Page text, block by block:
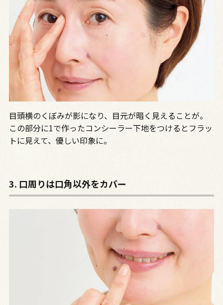
目頭横のくぼみが影になり、目元が暗く見えることが。
この部分に1で作ったコンシーラー下地をつけるとフラッ
トに見えて、優しい印象に。
3. 口周りは口角以外をカバー